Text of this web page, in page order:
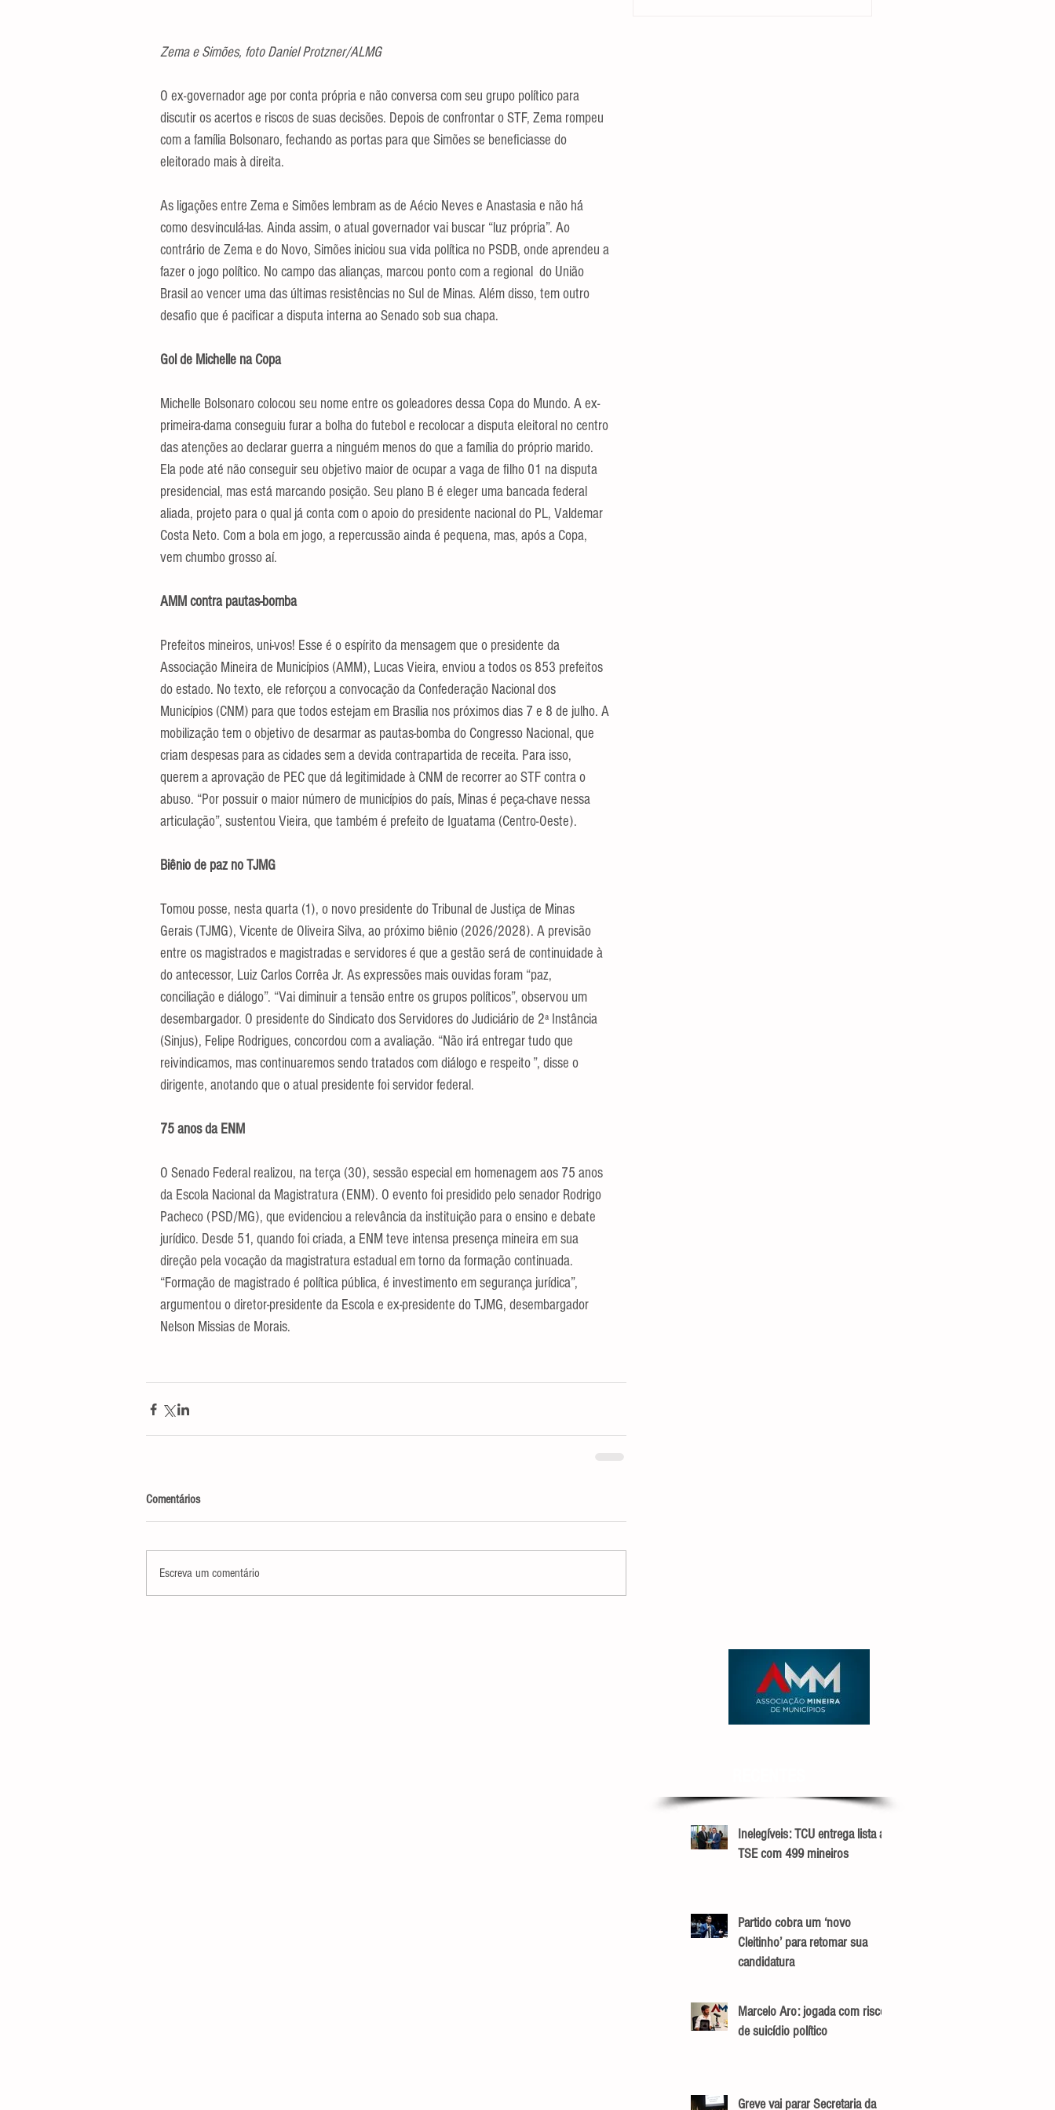
Zema e Simões, foto Daniel Protzner/ALMG
O ex-governador age por conta própria e não conversa com seu grupo político para
discutir os acertos e riscos de suas decisões. Depois de confrontar o STF, Zema rompeu
com a família Bolsonaro, fechando as portas para que Simões se beneficiasse do
eleitorado mais à direita.
As ligações entre Zema e Simões lembram as de Aécio Neves e Anastasia e não há
como desvinculá-las. Ainda assim, o atual governador vai buscar “luz própria”. Ao
contrário de Zema e do Novo, Simões iniciou sua vida política no PSDB, onde aprendeu a
fazer o jogo político. No campo das alianças, marcou ponto com a regional  do União
Brasil ao vencer uma das últimas resistências no Sul de Minas. Além disso, tem outro
desafio que é pacificar a disputa interna ao Senado sob sua chapa.
Gol de Michelle na Copa
Michelle Bolsonaro colocou seu nome entre os goleadores dessa Copa do Mundo. A ex-
primeira-dama conseguiu furar a bolha do futebol e recolocar a disputa eleitoral no centro
das atenções ao declarar guerra a ninguém menos do que a família do próprio marido.
Ela pode até não conseguir seu objetivo maior de ocupar a vaga de filho 01 na disputa
presidencial, mas está marcando posição. Seu plano B é eleger uma bancada federal
aliada, projeto para o qual já conta com o apoio do presidente nacional do PL, Valdemar
Costa Neto. Com a bola em jogo, a repercussão ainda é pequena, mas, após a Copa,
vem chumbo grosso aí.
AMM contra pautas-bomba
Prefeitos mineiros, uni-vos! Esse é o espírito da mensagem que o presidente da
Associação Mineira de Municípios (AMM), Lucas Vieira, enviou a todos os 853 prefeitos
do estado. No texto, ele reforçou a convocação da Confederação Nacional dos
Municípios (CNM) para que todos estejam em Brasília nos próximos dias 7 e 8 de julho. A
mobilização tem o objetivo de desarmar as pautas-bomba do Congresso Nacional, que
criam despesas para as cidades sem a devida contrapartida de receita. Para isso,
querem a aprovação de PEC que dá legitimidade à CNM de recorrer ao STF contra o
abuso. “Por possuir o maior número de municípios do país, Minas é peça-chave nessa
articulação”, sustentou Vieira, que também é prefeito de Iguatama (Centro-Oeste).
Biênio de paz no TJMG
Tomou posse, nesta quarta (1), o novo presidente do Tribunal de Justiça de Minas
Gerais (TJMG), Vicente de Oliveira Silva, ao próximo biênio (2026/2028). A previsão
entre os magistrados e magistradas e servidores é que a gestão será de continuidade à
do antecessor, Luiz Carlos Corrêa Jr. As expressões mais ouvidas foram “paz,
conciliação e diálogo”. “Vai diminuir a tensão entre os grupos políticos”, observou um
desembargador. O presidente do Sindicato dos Servidores do Judiciário de 2ª Instância
(Sinjus), Felipe Rodrigues, concordou com a avaliação. “Não irá entregar tudo que
reivindicamos, mas continuaremos sendo tratados com diálogo e respeito ”, disse o
dirigente, anotando que o atual presidente foi servidor federal.
75 anos da ENM
O Senado Federal realizou, na terça (30), sessão especial em homenagem aos 75 anos
da Escola Nacional da Magistratura (ENM). O evento foi presidido pelo senador Rodrigo
Pacheco (PSD/MG), que evidenciou a relevância da instituição para o ensino e debate
jurídico. Desde 51, quando foi criada, a ENM teve intensa presença mineira em sua
direção pela vocação da magistratura estadual em torno da formação continuada.
“Formação de magistrado é política pública, é investimento em segurança jurídica”,
argumentou o diretor-presidente da Escola e ex-presidente do TJMG, desembargador
Nelson Missias de Morais.
Comentários
Escreva um comentário
Inelegíveis: TCU entrega lista ao
TSE com 499 mineiros
Partido cobra um ‘novo
Cleitinho’ para retomar sua
candidatura
Marcelo Aro: jogada com risco
de suicídio político
Greve vai parar Secretaria da